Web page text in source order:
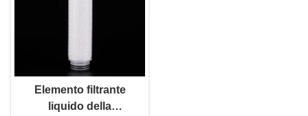
Elemento filtrante
liquido della